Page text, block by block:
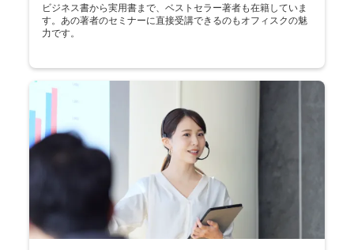
ビジネス書から実用書まで、ベストセラー著者も在籍していま
す。あの著者のセミナーに直接受講できるのもオフィスクの魅
力です。